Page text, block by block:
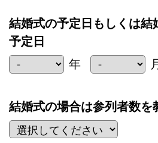
結婚式の予定日もしくは結
予定日
年
結婚式の場合は参列者数を